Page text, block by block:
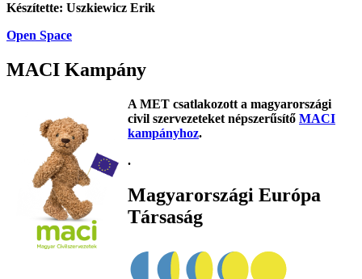
Készítette: Uszkiewicz Erik
Open Space
MACI Kampány
A MET csatlakozott a magyarországi
civil szervezeteket népszerűsítő MACI
kampányhoz.
.
Magyarországi Európa
Társaság